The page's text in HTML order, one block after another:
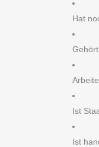
Hat
Ist
Ist